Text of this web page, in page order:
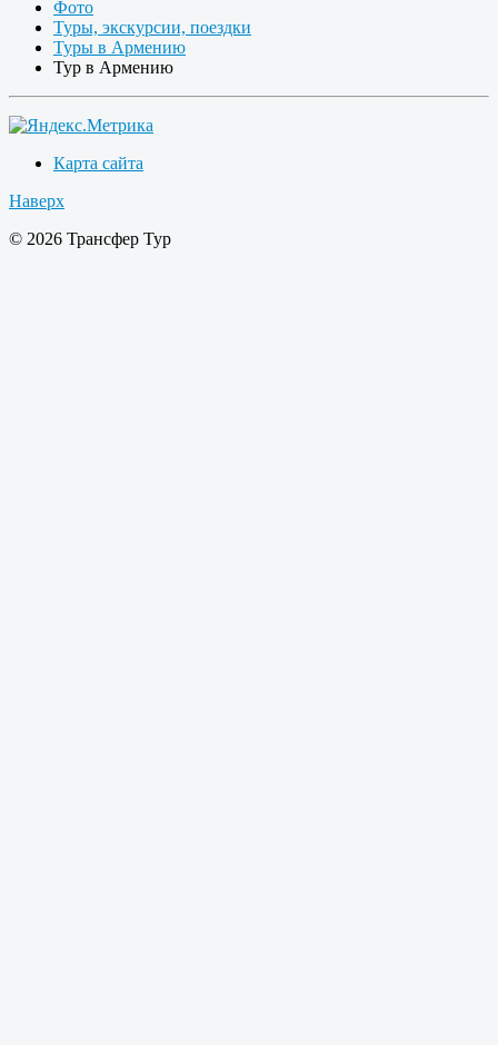
Фото
Туры, экскурсии, поездки
Туры в Армению
Тур в Армению
Карта сайта
Наверх
© 2026 Трансфер Тур